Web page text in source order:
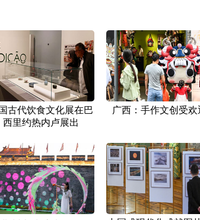
古代饮食文化展在巴
西里约热内卢展出
广西：手作文创受欢